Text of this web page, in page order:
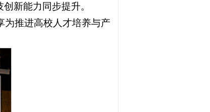
新能力同步提升。
为推进高校人才培养与产